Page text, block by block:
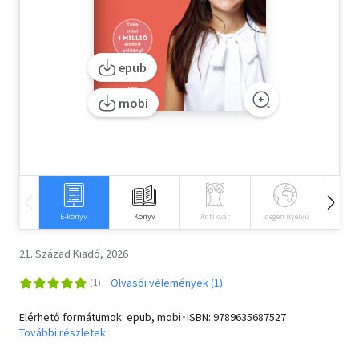
Tankönyv, segédkönyv
Társadalomtudomány
epub
mobi
E-könyv Könyv Antikvár Idegen nyelvű
21. Század Kiadó, 2026
Olvasói vélemények (1)
Elérhető formátumok: epub, mobi･ISBN: 9789635687527
További részletek